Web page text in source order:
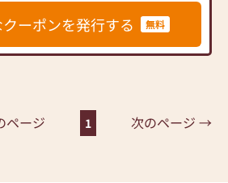
◆◆
ケール
信
ていま
」
ーポンを発行する 無料
ージ 1 次のページ →